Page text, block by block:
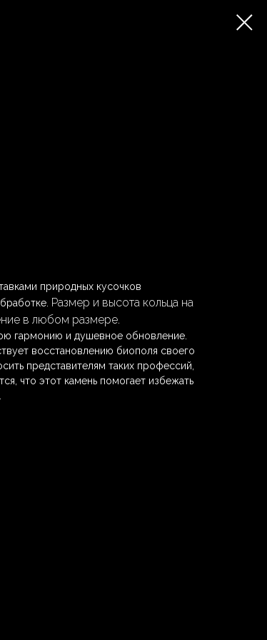
природных кусочков
Размер и высота кольца на
в любом размере.
гармонию и душевное обновление.
восстановлению биополя своего
представителям таких профессий,
что этот камень помогает избежать